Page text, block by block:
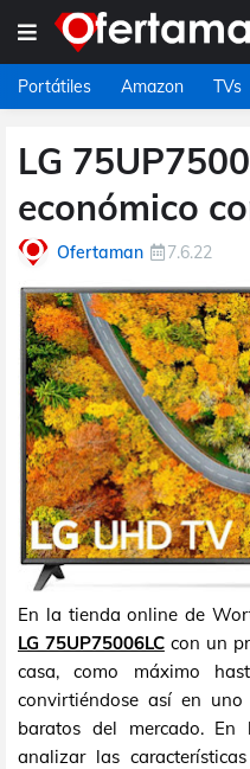
Portátiles Amazon TVs
LG
económico
Ofertaman 7.6.22
En la tienda online de
LG 75UP75006LCcon un
casa, como máximo
convirtiéndose así en
baratos del mercado.
analizar las